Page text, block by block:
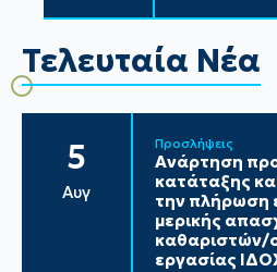
Τελευταία Νέα
5
Αυγ
Προσλήψεις
Ανάρτηση
κατάταξης
την πλήρωση
μερικής
καθαριστών/
εργασίας